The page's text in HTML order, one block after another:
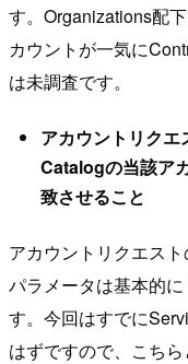
す。Organizations配
カウントが一気に
は未調査です。
アカウントリク
Catalogの当該ア
致させること
アカウントリクエス
パラメータは基本的
す。今回はすでに
はずですので、こちら